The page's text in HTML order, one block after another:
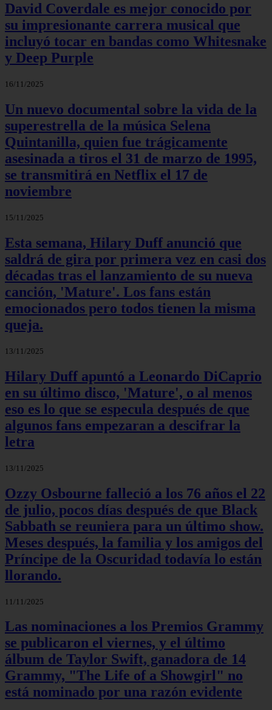
David Coverdale es mejor conocido por
su impresionante carrera musical que
incluyó tocar en bandas como Whitesnake
y Deep Purple
16/11/2025
Un nuevo documental sobre la vida de la
superestrella de la música Selena
Quintanilla, quien fue trágicamente
asesinada a tiros el 31 de marzo de 1995,
se transmitirá en Netflix el 17 de
noviembre
15/11/2025
Esta semana, Hilary Duff anunció que
saldrá de gira por primera vez en casi dos
décadas tras el lanzamiento de su nueva
canción, 'Mature'. Los fans están
emocionados pero todos tienen la misma
queja.
13/11/2025
Hilary Duff apuntó a Leonardo DiCaprio
en su último disco, 'Mature', o al menos
eso es lo que se especula después de que
algunos fans empezaran a descifrar la
letra
13/11/2025
Ozzy Osbourne falleció a los 76 años el 22
de julio, pocos días después de que Black
Sabbath se reuniera para un último show.
Meses después, la familia y los amigos del
Príncipe de la Oscuridad todavía lo están
llorando.
11/11/2025
Las nominaciones a los Premios Grammy
se publicaron el viernes, y el último
álbum de Taylor Swift, ganadora de 14
Grammy, "The Life of a Showgirl" no
está nominado por una razón evidente